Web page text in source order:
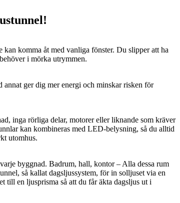
komma åt med vanliga fönster. Du slipper att ha
i mörka utrymmen.
ger dig mer energi och minskar risken för
inga rörliga delar, motorer eller liknande som kräver
kan kombineras med LED-belysning, så du alltid
utomhus.
byggnad. Badrum, hall, kontor – Alla dessa rum
så kallat dagsljussystem, för in solljuset via en
till en ljusprisma så att du får äkta dagsljus ut i